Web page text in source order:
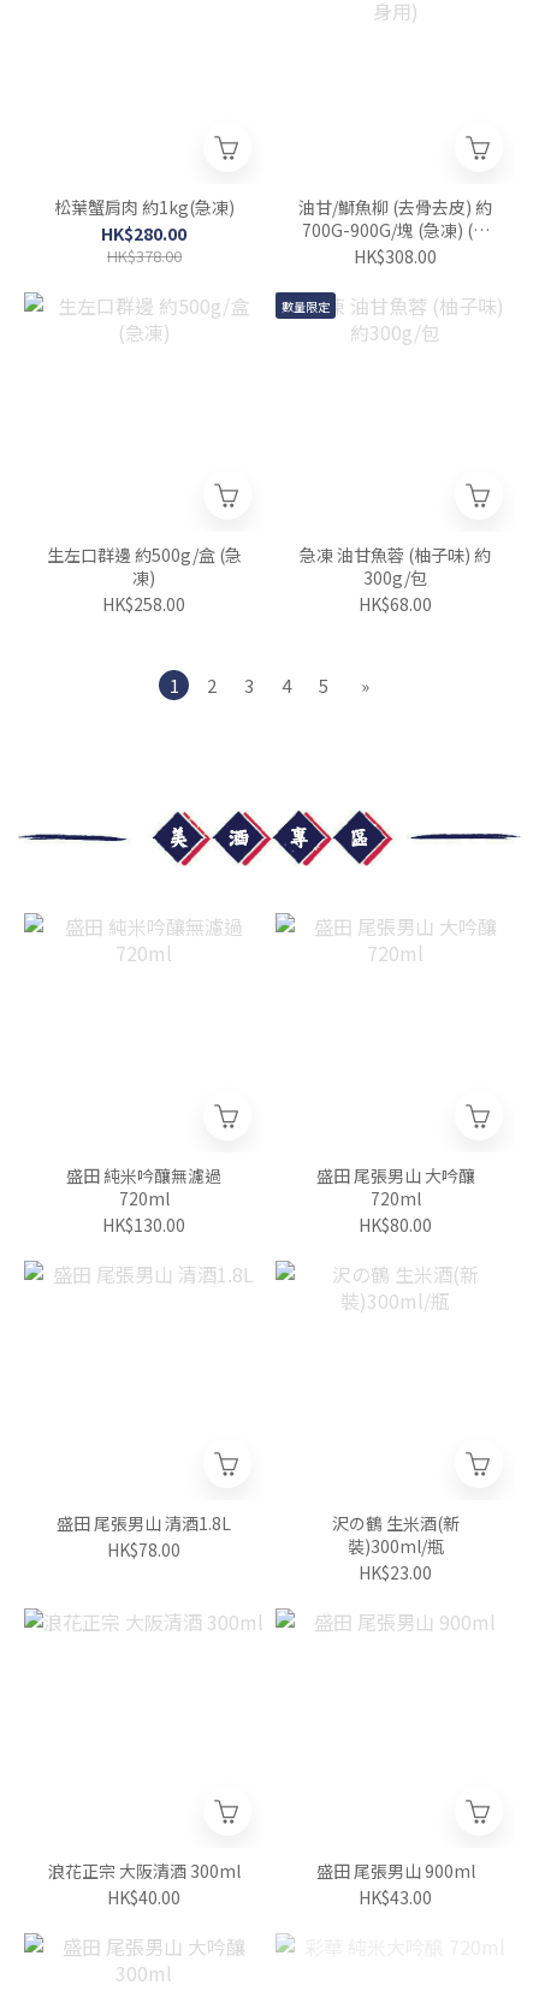
松葉蟹肩肉 約1kg(急凍)
HK$280.00
HK$378.00
油甘/鰤魚柳 (去骨去皮) 約
700G-900G/塊 (急凍) (刺
身用)
HK$308.00
生左口群邊 約500g/盒 (急
凍)
HK$258.00
數量限定
急凍 油甘魚蓉 (柚子味) 約
300g/包
HK$68.00
1 2 3 4 5 »
盛田 純米吟釀無濾過
720ml
HK$130.00
盛田 尾張男山 大吟釀
720ml
HK$80.00
盛田 尾張男山 清酒1.8L
HK$78.00
沢の鶴 生米酒(新
裝)300ml/瓶
HK$23.00
浪花正宗 大阪清酒 300ml
HK$40.00
盛田 尾張男山 900ml
HK$43.00